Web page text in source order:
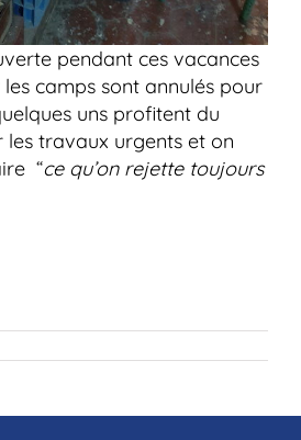
pendant ces vacances
camps sont annulés pour
uns profitent du
travaux urgents et on
“ce qu’on rejette toujours